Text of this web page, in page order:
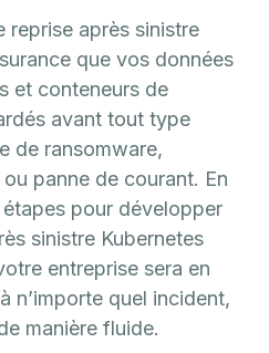
reprise après sinistre
que vos données
et conteneurs de
avant tout type
de ransomware,
panne de courant. En
pour développer
sinistre Kubernetes
entreprise sera en
n’importe quel incident,
manière fluide.